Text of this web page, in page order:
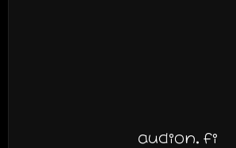
audion.fi